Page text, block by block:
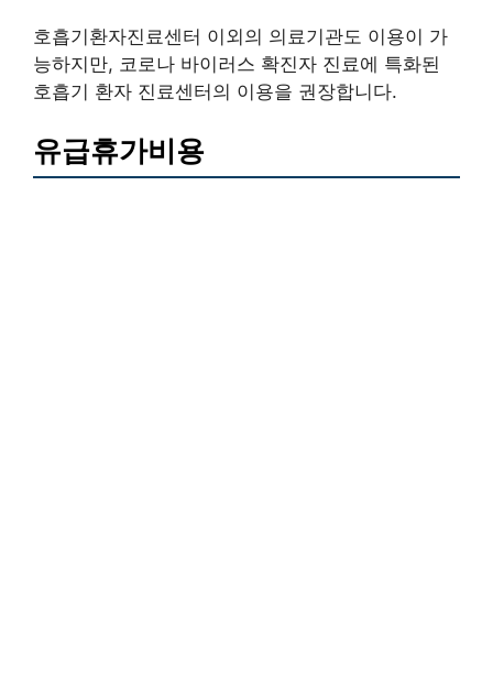
호흡기환자진료센터 이외의 의료기관도 이용이 가
능하지만, 코로나 바이러스 확진자 진료에 특화된
호흡기 환자 진료센터의 이용을 권장합니다.
유급휴가비용